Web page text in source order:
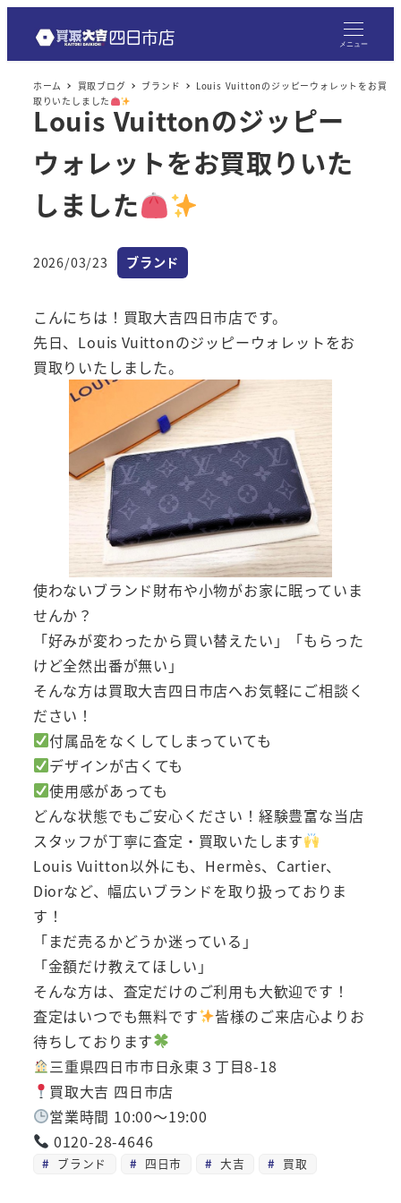
メニュー
ホーム 買取ブログ ブランド
Louis Vuittonのジッピーウォレットをお買
取りいたしました
Louis Vuittonのジッピー
ウォレットをお買取りいた
しました
投稿日
2026/03/23 カテゴリー
ブランド
こんにちは！買取大吉四日市店です。
先日、Louis Vuittonのジッピーウォレットをお
買取りいたしました。
使わないブランド財布や小物がお家に眠っていま
せんか？
「好みが変わったから買い替えたい」「もらった
けど全然出番が無い」
そんな方は買取大吉四日市店へお気軽にご相談く
ださい！
付属品をなくしてしまっていても
デザインが古くても
使用感があっても
どんな状態でもご安心ください！経験豊富な当店
スタッフが丁寧に査定・買取いたします
Louis Vuitton以外にも、Hermès、Cartier、
Diorなど、幅広いブランドを取り扱っておりま
す！
「まだ売るかどうか迷っている」
「金額だけ教えてほしい」
そんな方は、査定だけのご利用も大歓迎です！
査定はいつでも無料です
皆様のご来店心よりお
待ちしております
三重県四日市市日永東３丁目8-18
買取大吉 四日市店
営業時間 10:00～19:00
0120-28-4646
ブランド 四日市 大吉 買取